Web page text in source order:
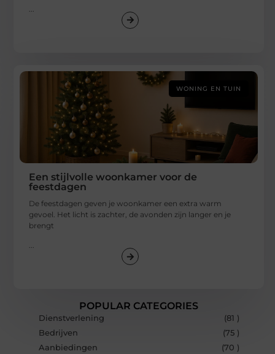
POPULAR CATEGORIES
Dienstverlening
(81 )
Bedrijven
(75 )
Aanbiedingen
(70 )
WONING EN TUIN
Een stijlvolle woonkamer voor de
feestdagen
De feestdagen geven je woonkamer een extra warm
gevoel. Het licht is zachter, de avonden zijn langer en je
brengt
...